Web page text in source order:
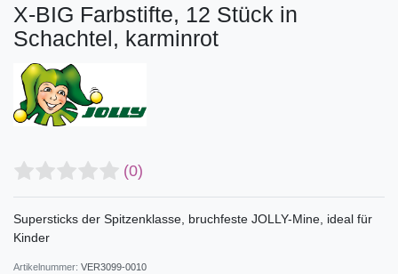
X-BIG Farbstifte, 12 Stück in
Schachtel, karminrot
(0)
Supersticks der Spitzenklasse, bruchfeste JOLLY-Mine, ideal für
Kinder
Artikelnummer: VER3099-0010